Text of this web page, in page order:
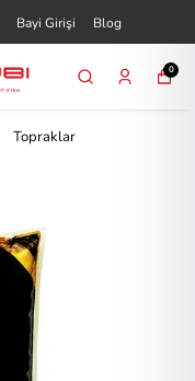
Bayi Girişi Blog
0
Topraklar